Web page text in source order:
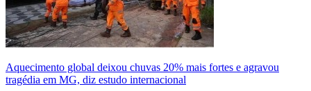
Aquecimento global deixou chuvas 20% mais fortes e agravou
tragédia em MG, diz estudo internacional